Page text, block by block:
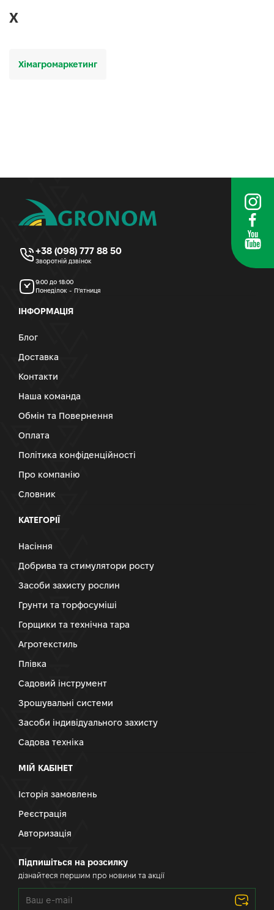
Х
Хімагромаркетинг
+38 (098) 777 88 50
Зворотній дзвінок
9:00 до 18:00
Понеділок - П’ятниця
ІНФОРМАЦІЯ
Блог
Доставка
Контакти
Наша команда
Обмін та Повернення
Оплата
Політика конфіденційності
Про компанію
Словник
КАТЕГОРІЇ
Насіння
Добрива та стимулятори росту
Засоби захисту рослин
Грунти та торфосуміші
Горщики та технічна тара
Агротекстиль
Плівка
Садовий інструмент
Зрошувальні системи
Засоби індивідуального захисту
Садова техніка
МІЙ КАБІНЕТ
Історія замовлень
Реєстрація
Авторизація
Підпишіться на розсилку
дізнайтеся першим про новини та акції